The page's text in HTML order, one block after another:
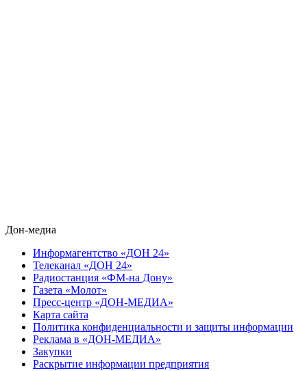
Дон-медиа
Информагентство «ДОН 24»
Телеканал «ДОН 24»
Радиостанция «ФМ-на Дону»
Газета «Молот»
Пресс-центр «ДОН-МЕДИА»
Карта сайта
Политика конфиденциальности и защиты информации
Реклама в «ДОН-МЕДИА»
Закупки
Раскрытие информации предприятия